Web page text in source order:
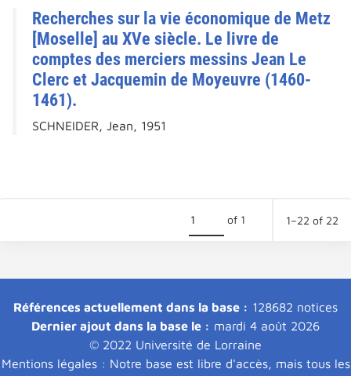
Recherches sur la vie économique de Metz
[Moselle] au XVe siècle. Le livre de
comptes des merciers messins Jean Le
Clerc et Jacquemin de Moyeuvre (1460-
1461).
SCHNEIDER, Jean, 1951
of 1 1–22 of 22
Références actuellement dans la base : 128682 notices
Dernier ajout dans la base le : mardi 4 août 2026
© 2022 Université de Lorraine
Mentions légales : Notre base est libre d'accès, mais tous les